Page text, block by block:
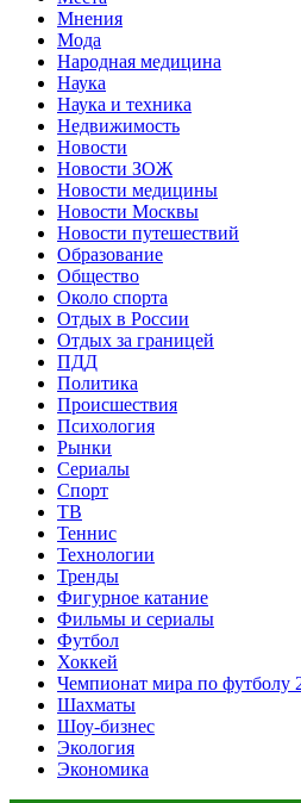
Мнения
Мода
Народная медицина
Наука
Наука и техника
Недвижимость
Новости
Новости ЗОЖ
Новости медицины
Новости Москвы
Новости путешествий
Образование
Общество
Около спорта
Отдых в России
Отдых за границей
ПДД
Политика
Происшествия
Психология
Рынки
Сериалы
Спорт
ТВ
Теннис
Технологии
Тренды
Фигурное катание
Фильмы и сериалы
Футбол
Хоккей
Чемпионат мира по футболу
Шахматы
Шоу-бизнес
Экология
Экономика